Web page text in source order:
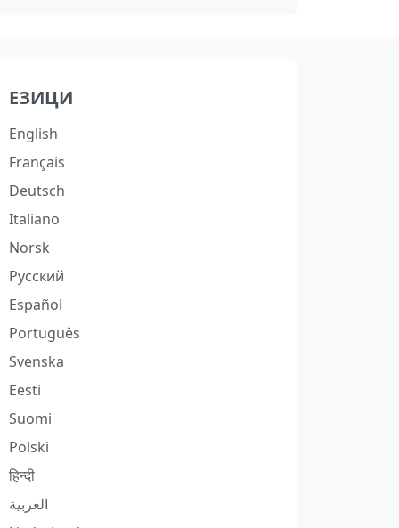
ЕЗИЦИ
English
Français
Deutsch
Italiano
Norsk
Русский
Español
Português
Svenska
Eesti
Suomi
Polski
हिन्दी
العربية